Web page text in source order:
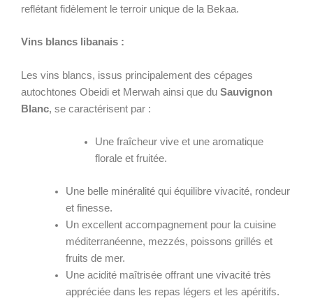
reflétant fidèlement le terroir unique de la Bekaa.
Vins blancs libanais :
Les vins blancs, issus principalement des cépages
autochtones Obeidi et Merwah ainsi que du Sauvignon
Blanc, se caractérisent par :
Une fraîcheur vive et une aromatique
florale et fruitée.
Une belle minéralité qui équilibre vivacité, rondeur
et finesse.
Un excellent accompagnement pour la cuisine
méditerranéenne, mezzés, poissons grillés et
fruits de mer.
Une acidité maîtrisée offrant une vivacité très
appréciée dans les repas légers et les apéritifs.